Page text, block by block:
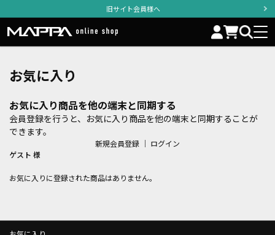
旧サイト会員様へ
お気に入り
お気に入り商品を他の端末と同期する
会員登録を行うと、お気に入り商品を他の端末と同期することが
できます。
新規会員登録 ｜ ログイン
ゲスト 様
お気に入りに登録された商品はありません。